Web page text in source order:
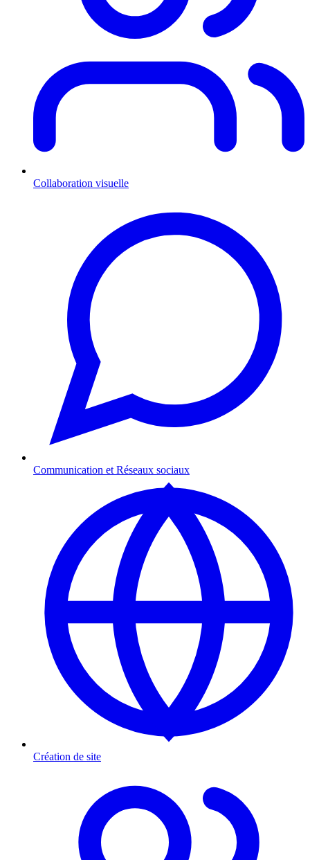
Collaboration visuelle
Communication et Réseaux sociaux
Création de site